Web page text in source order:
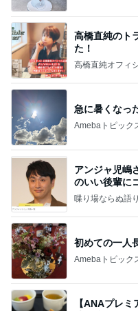
高橋直純のト
た！
高橋直純オフィ
急に暑くなっ
Amebaトピック
アンジャ児嶋
のいい後輩に
喋り場ならぬ語
初めての一人
Amebaトピック
【ANAプレ